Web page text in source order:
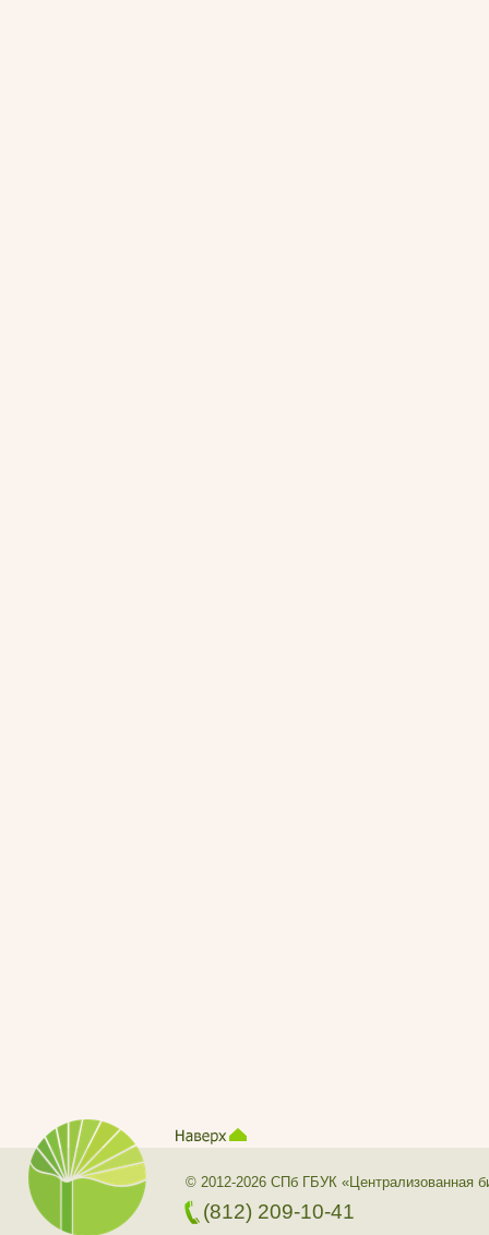
© 2012-2026 СПб ГБУК «Централизованная
(812) 209-10-41